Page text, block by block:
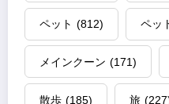
ペット (812) ペッ
メインクーン (171)
散歩 (185) 旅